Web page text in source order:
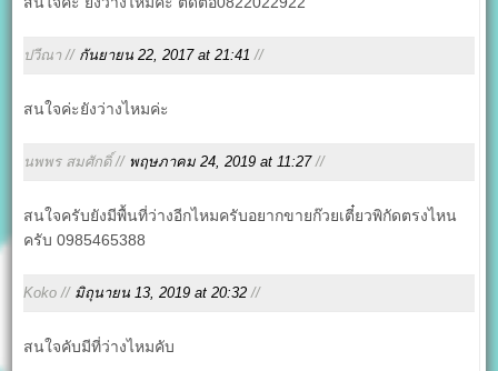
ปวีณา // กันยายน 22, 2017 at 21:41 //
สนใจค่ะยังว่างไหมค่ะ
นพพร สมศักดิ์ // พฤษภาคม 24, 2019 at 11:27//
สนใจครับยังมีพื้นที่ว่างอีกไหมครับอยากขายก๊วยเตี๋ยวพิกัดตรงไหน
ครับ​ 0985465388
Koko // มิถุนายน 13, 2019 at 20:32 //
สนใจคับมีที่ว่างไหมคับ